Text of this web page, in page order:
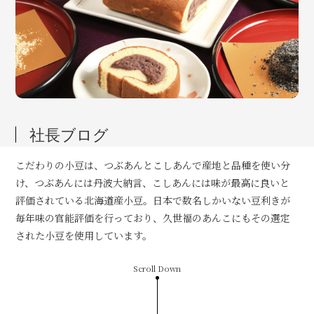
社長ブログ
こだわりの小豆は、つぶあんとこしあんで産地と品種を使い分
け、つぶあんには丹波大納言、こしあんには味が最高に良いと
評価されている北海道産小豆。日本で数名しかいない豆利きが
毎年味の官能評価を行っており、久世福のあんこにもその選定
された小豆を使用しています。
Scroll Down